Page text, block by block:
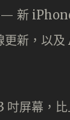
新 iPhone
新，以及
吋屏幕，